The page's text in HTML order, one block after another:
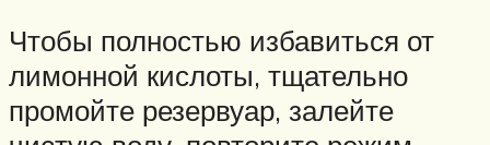
Чтобы полностью избавиться от
лимонной кислоты, тщательно
промойте резервуар, залейте